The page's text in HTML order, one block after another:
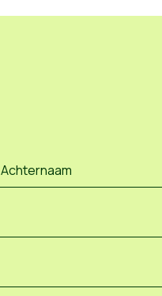
Achternaam